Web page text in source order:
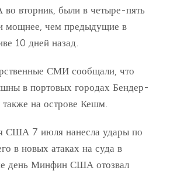
вторник, были в четыре-пять
мощнее, чем предыдущие в
10 дней назад.
СМИ сообщали, что
в портовых городах Бендер-
на острове Кешм.
США 7 июля нанесла удары по
в новых атаках на суда в
день Минфин США отозвал